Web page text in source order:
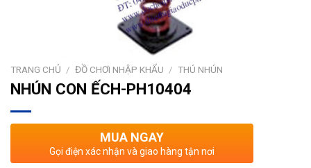
TRANG CHỦ / ĐỒ CHƠI NHẬP KHẨU / THÚ NHÚN
NHÚN CON ẾCH-PH10404
MUA NGAY
Gọi điện xác nhận và giao hàng tận nơi